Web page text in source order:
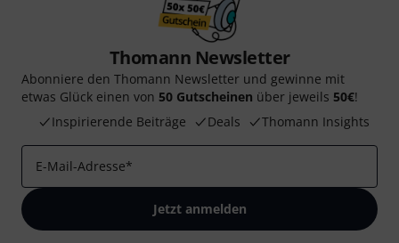
Thomann Newsletter
Abonniere den Thomann Newsletter und gewinne mit
etwas Glück einen von 50 Gutscheinen über jeweils 50€!
Inspirierende Beiträge
Deals Thomann Insights
E-Mail-Adresse*
Jetzt anmelden